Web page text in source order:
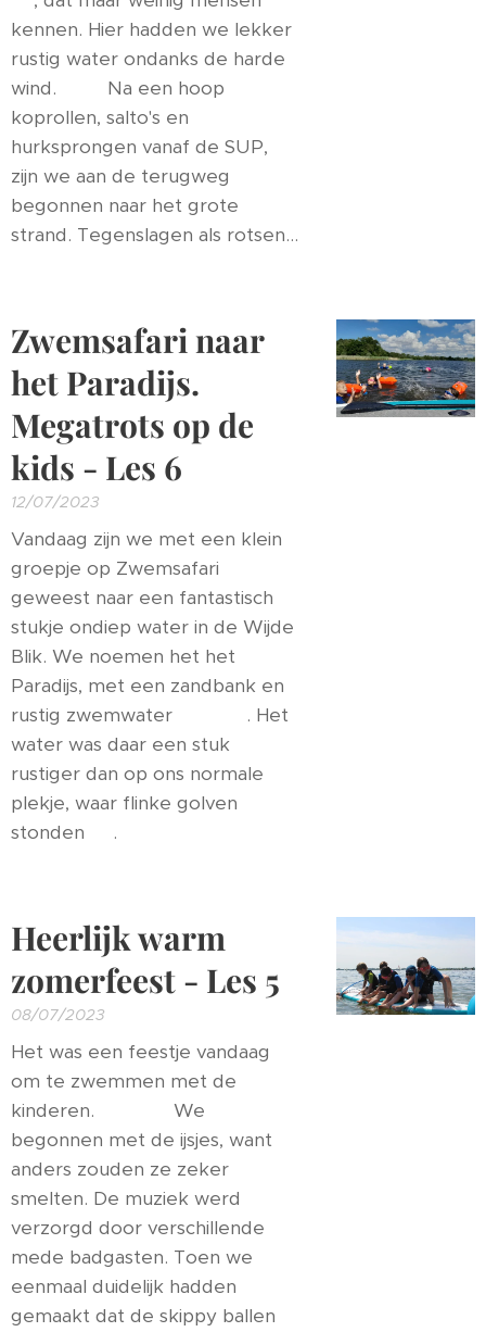
kennen. Hier hadden we lekker
rustig water ondanks de harde
wind. 🏖️🌞Na een hoop
koprollen, salto's en
hurksprongen vanaf de SUP,
zijn we aan de terugweg
begonnen naar het grote
strand. Tegenslagen als rotsen...
Zwemsafari naar
het Paradijs.
Megatrots op de
kids - Les 6
12/07/2023
Vandaag zijn we met een klein
groepje op Zwemsafari 🤿
geweest naar een fantastisch
stukje ondiep water in de Wijde
Blik. We noemen het het
Paradijs, met een zandbank en
rustig zwemwater 🌴🪸🐠. Het
water was daar een stuk
rustiger dan op ons normale
plekje, waar flinke golven
stonden 🌊.
Heerlijk warm
zomerfeest - Les 5
08/07/2023
Het was een feestje vandaag
om te zwemmen met de
kinderen. 🥳🤩 🍧We
begonnen met de ijsjes, want
anders zouden ze zeker
smelten. De muziek werd
verzorgd door verschillende
mede badgasten. Toen we
eenmaal duidelijk hadden
gemaakt dat de skippy ballen